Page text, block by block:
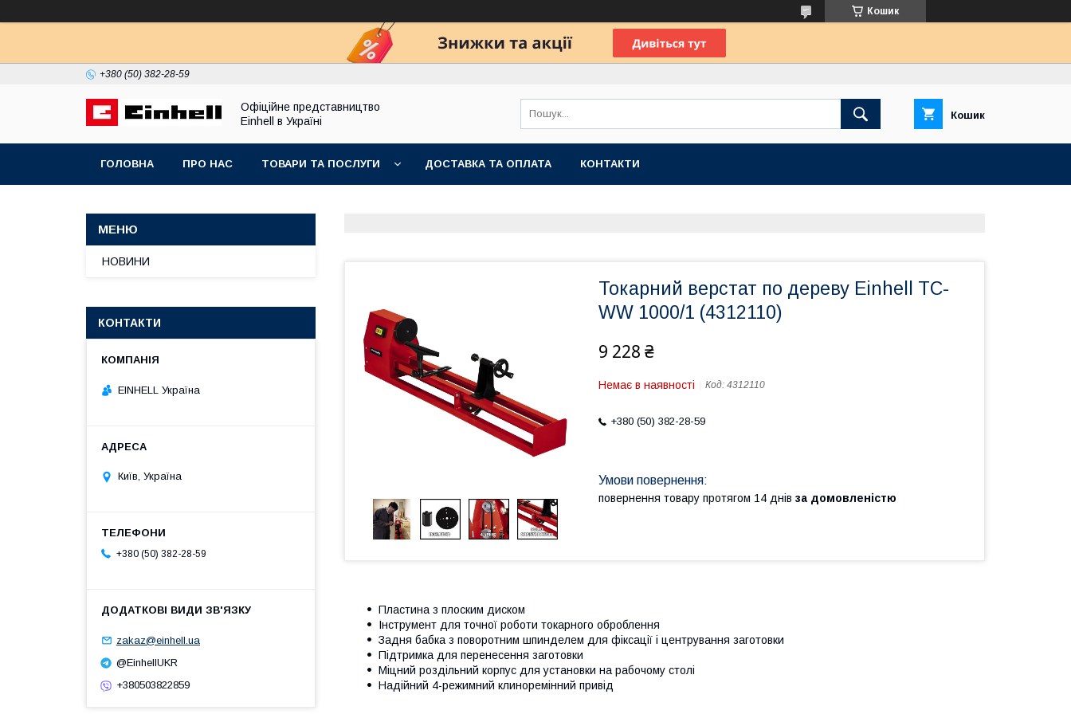
Кошик
+380 (50) 382-28-59
Офіційне представництво
Einhell в Україні
Кошик
ГОЛОВНА ПРО НАС ТОВАРИ ТА ПОСЛУГИ ДОСТАВКА ТА ОПЛАТА КОНТАКТИ
Токарний верстат по дереву Einhell TC-
WW 1000/1 (4312110)
9 228 ₴
Немає в наявності Код: 4312110
+380 (50) 382-28-59
повернення товару протягом 14 днів за домовленістю
Пластина з плоским диском
Інструмент для точної роботи токарного оброблення
Задня бабка з поворотним шпинделем для фіксації і центрування заготовки
Підтримка для перенесення заготовки
Міцний роздільний корпус для установки на рабочому столі
Надійний 4-режимний клиноремінний привід
НОВИНИ
КОНТАКТИ
EINHELL Україна
Київ, Україна
+380 (50) 382-28-59
zakaz@einhell.ua
@EinhellUKR
+380503822859